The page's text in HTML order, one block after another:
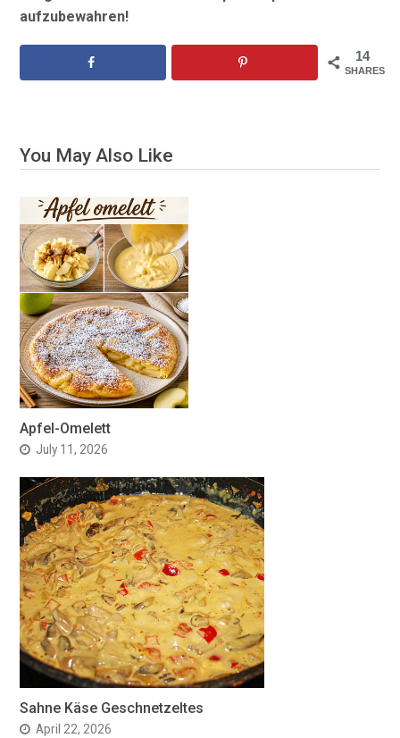
aufzubewahren!
14
SHARES
You May Also Like
Apfel-Omelett
July 11, 2026
Sahne Käse Geschnetzeltes
April 22, 2026